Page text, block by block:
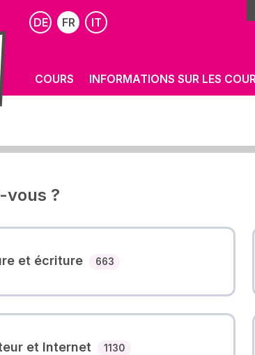
DE FR IT
COURS INFORMATIONS SUR LES
vous ?
et écriture 663Nombre des cours
et Internet 1130Nombre des cours